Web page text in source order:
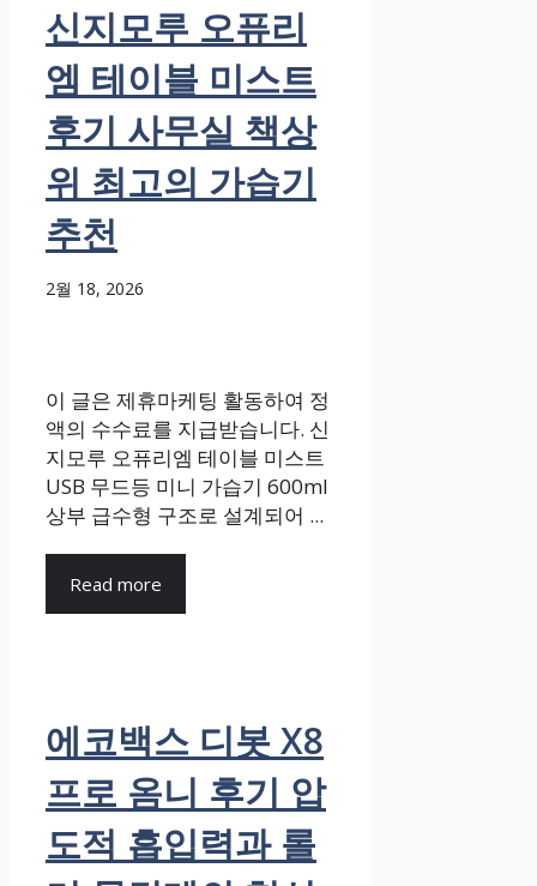
신지모루 오퓨리
엠 테이블 미스트
후기 사무실 책상
위 최고의 가습기
추천
2월 18, 2026
이 글은 제휴마케팅 활동하여 정
액의 수수료를 지급받습니다. 신
지모루 오퓨리엠 테이블 미스트
USB 무드등 미니 가습기 600ml
상부 급수형 구조로 설계되어 ...
Read more
에코백스 디봇 X8
프로 옴니 후기 압
도적 흡입력과 롤